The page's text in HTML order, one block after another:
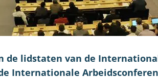
de lidstaten van de
Internationale